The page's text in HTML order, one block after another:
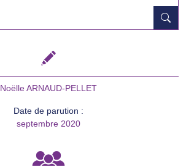
Noëlle ARNAUD-PELLET
Date de parution :
septembre 2020